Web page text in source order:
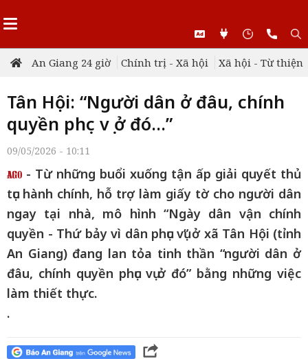
An Giang 24 giờ Chính trị - Xã hội Xã hội - Từ thiện
Tân Hội: “Người dân ở đâu, chính
quyền phục vụ ở đó…”
09/05/2026 - 10:11
- Từ những buổi xuống tận ấp giải quyết thủ
tục hành chính, hỗ trợ làm giấy tờ cho người dân
ngay tại nhà, mô hình “Ngày dân vận chính
quyền - Thứ bảy vì dân phục vụ” ở xã Tân Hội (tỉnh
An Giang) đang lan tỏa tinh thần “người dân ở
đâu, chính quyền phục vụ ở đó” bằng những việc
làm thiết thực.
.